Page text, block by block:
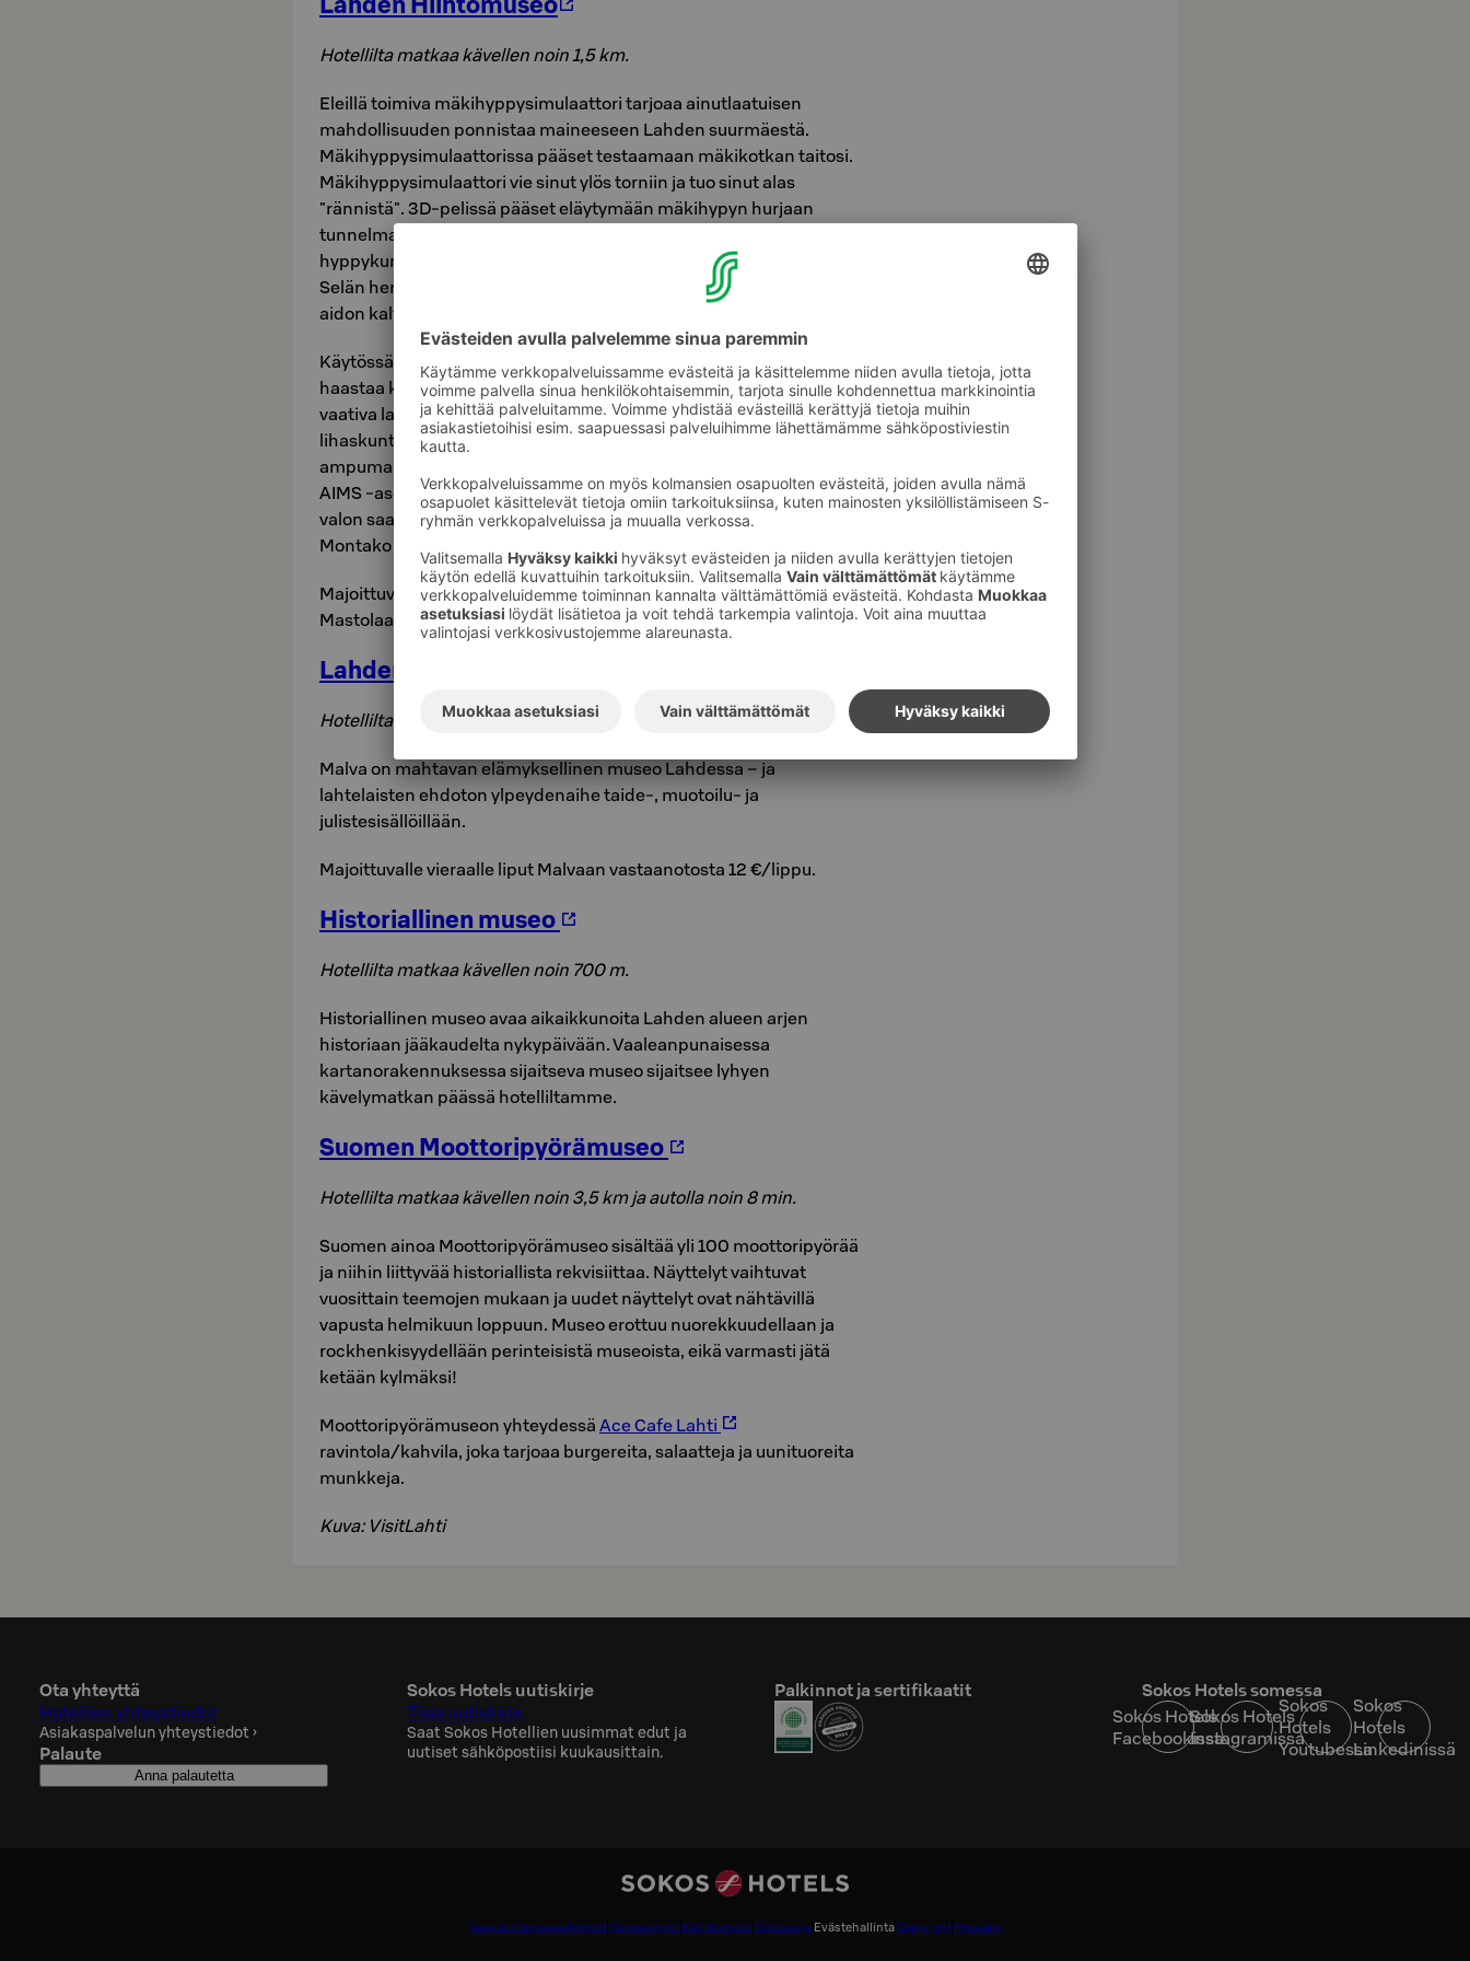
Hotellilta matkaa kävellen noin 1,5 km.
Eleillä toimiva mäkihyppysimulaattori tarjoaa ainutlaatuisen
mahdollisuuden ponnistaa maineeseen Lahden suurmäestä.
Mäkihyppysimulaattorissa pääset testaamaan mäkikotkan taitosi.
Mäkihyppysimulaattori vie sinut ylös torniin ja tuo sinut alas
"rännistä". 3D-pelissä pääset eläytymään mäkihypyn hurjaan
tunnelmaan. Päivän top ten -lista pyörii herkeämättä ja
hyppykuningas vaihtuu tunnista toiseen. Porukalla voit kisailla
Selän herruudesta koe- ja kilpailukierroksineen. Hyppykokemus on
aidon kaltainen, vain hengenvaara puuttuu!
Käytössä on myös ampumahiihdon laserammuntapiste, jossa voi
haastaa kaverin pistooli- ja kivääriammunnassa. Ampumahiihto on
vaativa laji monipuolisuutensa takia. Kun on ensin tehnyt
lihaskuntoa vaativan suoritteen ladulla, voi tähtääminen tarkassa
ampumasuoritteessa olla hankalaa. Infrapunasäteellä toimiva EKO
AIMS -ase tarjoaa mahdollisuuden tähtäysharjoitteluun. Vihreän
valon saat syttymään osumasta ja punaisen hutilaukauksesta.
Montako sakkokierrosta joudut kiertämään?
Majoittuvalle vieraalle liput Hiihtomuseoon sekä Radio- ja tv-museo
Mastolaan yhteishintaan suoraan vastaanotostamme 13 €/lippu.
Lahden visuaalisten taiteiden museo Malva
Hotellilta matkaa kävellen noin 500 m.
Malva on mahtavan elämyksellinen museo Lahdessa – ja
lahtelaisten ehdoton ylpeydenaihe taide-, muotoilu- ja
julistesisällöillään.
Majoittuvalle vieraalle liput Malvaan vastaanotosta 12 €/lippu.
Historiallinen museo
Hotellilta matkaa kävellen noin 700 m.
Historiallinen museo avaa aikaikkunoita Lahden alueen arjen
historiaan jääkaudelta nykypäivään. Vaaleanpunaisessa
kartanorakennuksessa sijaitseva museo sijaitsee lyhyen
kävelymatkan päässä hotelliltamme.
Suomen Moottoripyörämuseo
Hotellilta matkaa kävellen noin 3,5 km ja autolla noin 8 min.
Suomen ainoa Moottoripyörämuseo sisältää yli 100 moottoripyörää
ja niihin liittyvää historiallista rekvisiittaa. Näyttelyt vaihtuvat
vuosittain teemojen mukaan ja uudet näyttelyt ovat nähtävillä
vapusta helmikuun loppuun. Museo erottuu nuorekkuudellaan ja
rockhenkisyydellään perinteisistä museoista, eikä varmasti jätä
ketään kylmäksi!
Moottoripyörämuseon yhteydessä Ace Cafe Lahti
ravintola/kahvila, joka tarjoaa burgereita, salaatteja ja uunituoreita
munkkeja.
Kuva: VisitLahti
Ota yhteyttä
Hotellien yhteystiedot
Asiakaspalvelun yhteystiedot ›
Palaute
Anna palautetta
Sokos Hotels uutiskirje
Tilaa uutiskirje
Saat Sokos Hotellien uusimmat edut ja
uutiset sähköpostiisi kuukausittain.
Palkinnot ja sertifikaatit
Sokos Hotels somessa
Sokos Hotels
Facebookissa
Sokos Hotels
Instagramissa
Sokos
Hotels
Youtubessa
Sokos
Hotels
Linkedinissä
SaavutettavuusselosteetVarausehdot KäyttöehdotTietosuoja EvästehallintaCopyright Medialle